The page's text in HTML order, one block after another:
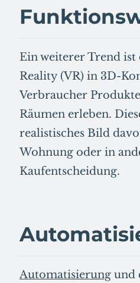
Ein weiterer Trend
Reality (VR) in 3D-
Verbraucher
Räumen erleben.
realistisches Bild
Wohnung oder in
Kaufentscheidung.
Automatisierungund